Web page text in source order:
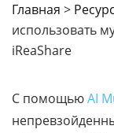
Главная >
использовать
iReaShare
С помощьюAI